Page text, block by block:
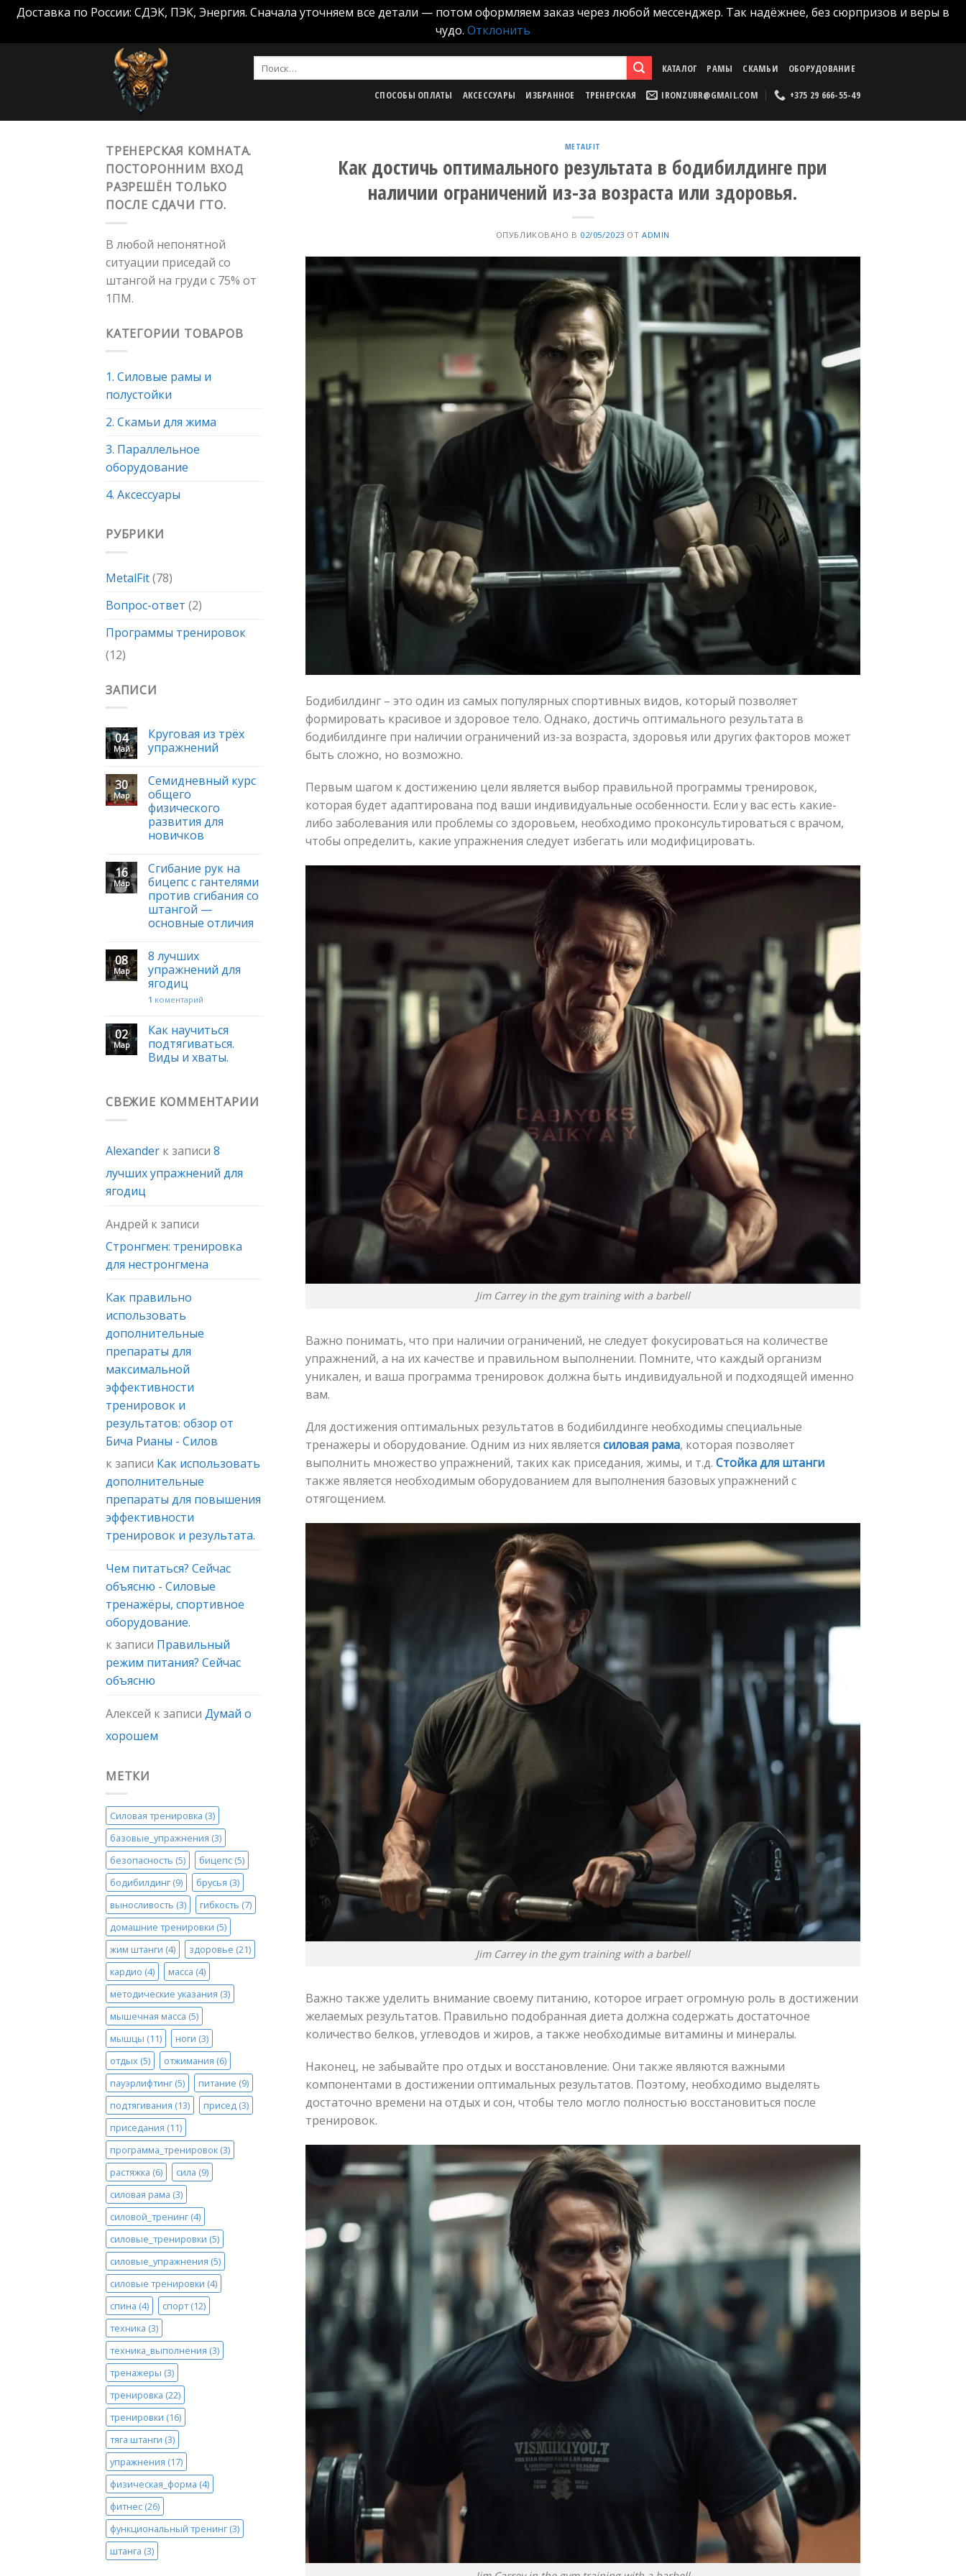
Доставка по России: СДЭК, ПЭК, Энергия. Сначала уточняем все детали — потом оформляем заказ через любой мессенджер. Так надёжнее, без сюрпризов и веры в
чудо. Отклонить
КАТАЛОГ РАМЫ СКАМЬИ ОБОРУДОВАНИЕ
СПОСОБЫ ОПЛАТЫ АКСЕССУАРЫ ИЗБРАННОЕ ТРЕНЕРСКАЯ IRONZUBR@GMAIL.COM +375 29 666-55-49
ТРЕНЕРСКАЯ КОМНАТА.
ПОСТОРОННИМ ВХОД
РАЗРЕШЁН ТОЛЬКО
ПОСЛЕ СДАЧИ ГТО.
В любой непонятной
ситуации приседай со
штангой на груди с 75% от
1ПМ.
КАТЕГОРИИ ТОВАРОВ
1. Силовые рамы и
полустойки
2. Скамьи для жима
3. Параллельное
оборудование
4. Аксессуары
РУБРИКИ
MetalFit(78)
Вопрос-ответ (2)
Программы тренировок
(12)
ЗАПИСИ
04
Май
Круговая из трёх
упражнений
30
Мар
Семидневный курс
общего
физического
развития для
новичков
16
Мар
Сгибание рук на
бицепс с гантелями
против сгибания со
штангой —
основные отличия
08
Мар
8 лучших
упражнений для
ягодиц
1 коментарий
02
Мар
Как научиться
подтягиваться.
Виды и хваты.
СВЕЖИЕ КОММЕНТАРИИ
Alexander к записи 8
лучших упражнений для
ягодиц
Андрей к записи
Стронгмен: тренировка
для нестронгмена
Как правильно
использовать
дополнительные
препараты для
максимальной
эффективности
тренировок и
результатов: обзор от
Бича Рианы - Силов
к записи Как использовать
дополнительные
препараты для повышения
эффективности
тренировок и результата.
Чем питаться? Сейчас
объясню - Силовые
тренажёры, спортивное
оборудование.
к записи Правильный
режим питания? Сейчас
объясню
Алексей к записи Думай о
хорошем
МЕТКИ
Силовая тренировка (3)
базовые_упражнения (3)
безопасность (5) бицепс (5)
бодибилдинг (9) брусья (3)
выносливость (3) гибкость (7)
домашние тренировки (5)
жим штанги (4) здоровье (21)
кардио (4) масса (4)
методические указания (3)
мышечная масса (5)
мышцы (11) ноги (3)
отдых (5) отжимания (6)
пауэрлифтинг (5) питание (9)
подтягивания (13) присед (3)
приседания (11)
программа_тренировок (3)
растяжка (6) сила (9)
силовая рама (3)
силовой_тренинг (4)
силовые_тренировки (5)
силовые_упражнения (5)
силовые тренировки (4)
спина (4) спорт(12)
техника (3)
техника_выполнения (3)
тренажеры (3)
тренировка (22)
тренировки (16)
тяга штанги (3)
упражнения (17)
физическая_форма (4)
фитнес (26)
функциональный тренинг (3)
штанга (3)
METALFIT
Как достичь оптимального результата в бодибилдинге при
наличии ограничений из-за возраста или здоровья.
ОПУБЛИКОВАНО В 02/05/2023 ОТ ADMIN
Бодибилдинг – это один из самых популярных спортивных видов, который позволяет
формировать красивое и здоровое тело. Однако, достичь оптимального результата в
бодибилдинге при наличии ограничений из-за возраста, здоровья или других факторов может
быть сложно, но возможно.
Первым шагом к достижению цели является выбор правильной программы тренировок,
которая будет адаптирована под ваши индивидуальные особенности. Если у вас есть какие-
либо заболевания или проблемы со здоровьем, необходимо проконсультироваться с врачом,
чтобы определить, какие упражнения следует избегать или модифицировать.
Jim Carrey in the gym training with a barbell
Важно понимать, что при наличии ограничений, не следует фокусироваться на количестве
упражнений, а на их качестве и правильном выполнении. Помните, что каждый организм
уникален, и ваша программа тренировок должна быть индивидуальной и подходящей именно
вам.
Для достижения оптимальных результатов в бодибилдинге необходимы специальные
тренажеры и оборудование. Одним из них является силовая рама, которая позволяет
выполнить множество упражнений, таких как приседания, жимы, и т.д. Стойка для штанги
также является необходимым оборудованием для выполнения базовых упражнений с
отягощением.
Jim Carrey in the gym training with a barbell
Важно также уделить внимание своему питанию, которое играет огромную роль в достижении
желаемых результатов. Правильно подобранная диета должна содержать достаточное
количество белков, углеводов и жиров, а также необходимые витамины и минералы.
Наконец, не забывайте про отдых и восстановление. Они также являются важными
компонентами в достижении оптимальных результатов. Поэтому, необходимо выделять
достаточно времени на отдых и сон, чтобы тело могло полностью восстановиться после
тренировок.